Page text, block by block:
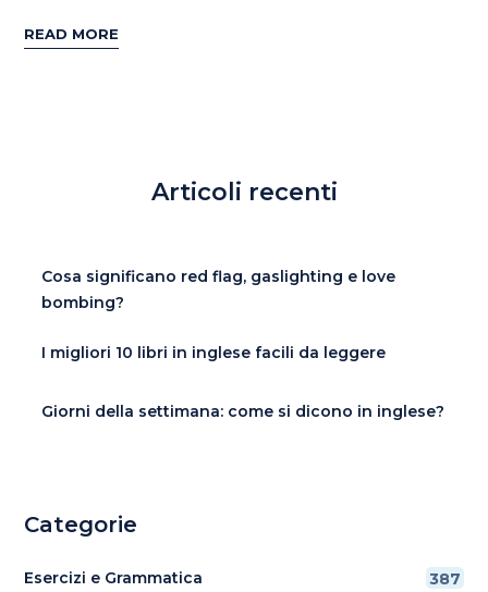
READ MORE
Articoli recenti
Cosa significano red flag, gaslighting e love
bombing?
I migliori 10 libri in inglese facili da leggere
Giorni della settimana: come si dicono in inglese?
Categorie
Esercizi e Grammatica 387